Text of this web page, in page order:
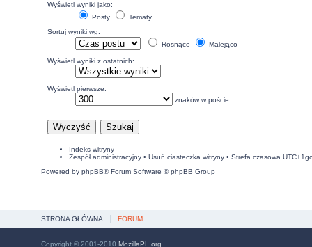
Wyświetl wyniki jako:
Posty
Tematy
Sortuj wyniki wg:
Rosnąco
Malejąco
Wyświetl wyniki z ostatnich:
Wyświetl pierwsze:
znaków w poście
Indeks witryny
Zespół administracyjny• Usuń ciasteczka witryny• Strefa czasowa
Powered by phpBB® Forum Software © phpBB Group
STRONA GŁÓWNA FORUM
Copyright © 2001-2010 MozillaPL.org